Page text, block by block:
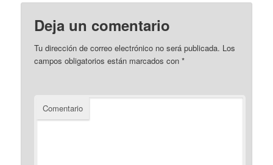
Deja un comentario
Tu dirección de correo electrónico no será publicada. Los
campos obligatorios están marcados con*
Comentario